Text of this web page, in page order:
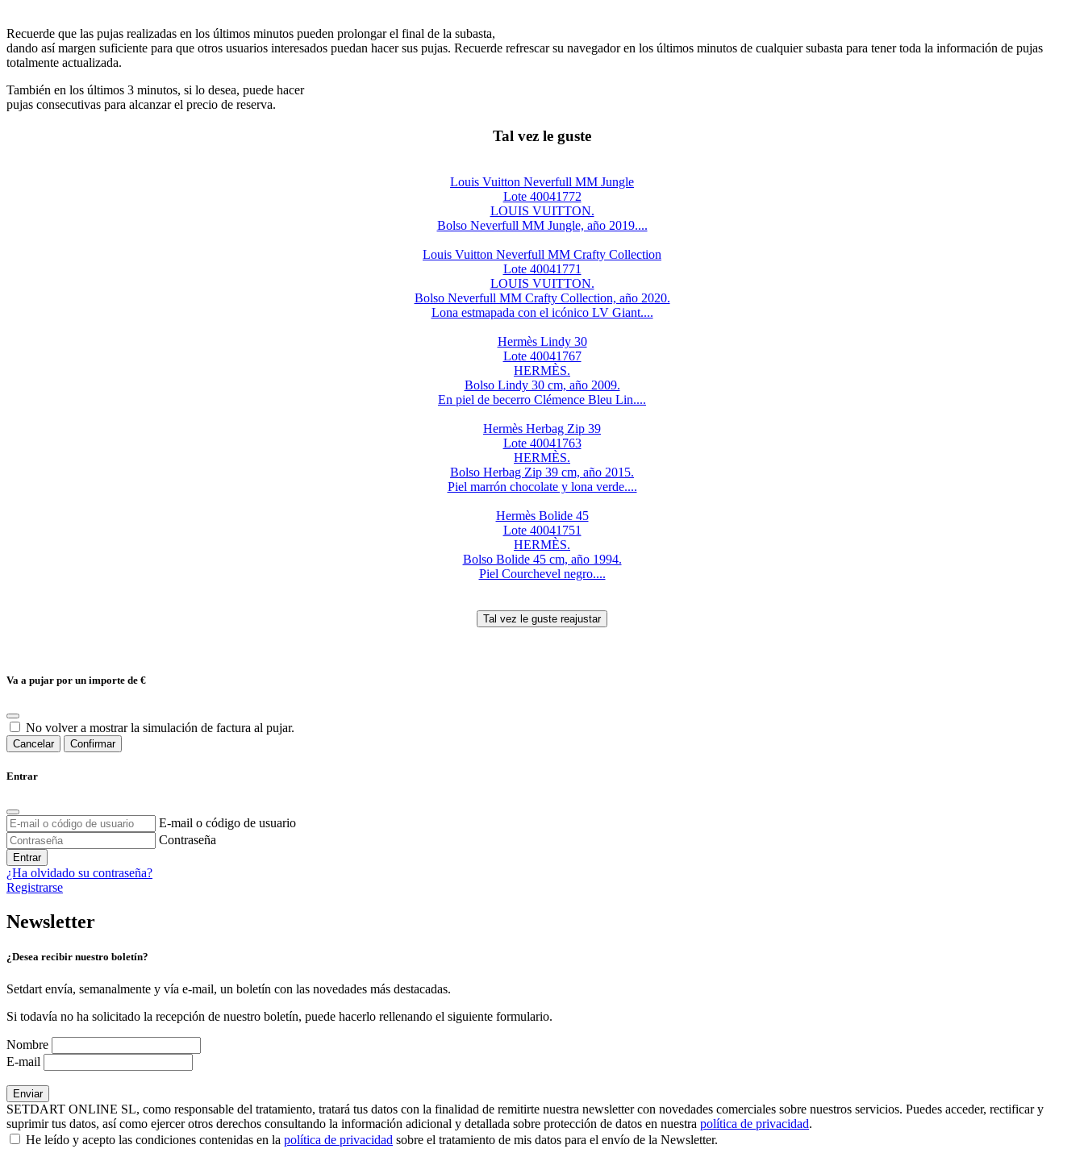
Recuerde que las pujas realizadas en los últimos minutos pueden prolongar el final de la subasta,
dando así margen suficiente para que otros usuarios interesados puedan hacer sus pujas. Recuerde refrescar su navegador en los últimos minutos de cualquier subasta para tener toda la información de pujas
totalmente actualizada.
También en los últimos 3 minutos, si lo desea, puede hacer
pujas consecutivas para alcanzar el precio de reserva.
Tal vez le guste
Louis Vuitton Neverfull MM Jungle
Lote 40041772
LOUIS VUITTON.
Bolso Neverfull MM Jungle, año 2019....
Louis Vuitton Neverfull MM Crafty Collection
Lote 40041771
LOUIS VUITTON.
Bolso Neverfull MM Crafty Collection, año 2020.
Lona estmapada con el icónico LV Giant....
Hermès Lindy 30
Lote 40041767
HERMÈS.
Bolso Lindy 30 cm, año 2009.
En piel de becerro Clémence Bleu Lin....
Hermès Herbag Zip 39
Lote 40041763
HERMÈS.
Bolso Herbag Zip 39 cm, año 2015.
Piel marrón chocolate y lona verde....
Hermès Bolide 45
Lote 40041751
HERMÈS.
Bolso Bolide 45 cm, año 1994.
Piel Courchevel negro....
Va a pujar por un importe de €
No volver a mostrar la simulación de factura al pujar.
Cancelar Confirmar
Entrar
E-mail o código de usuario
Contraseña
Entrar
¿Ha olvidado su contraseña?
Registrarse
Newsletter
¿Desea recibir nuestro boletín?
Setdart envía, semanalmente y vía e-mail, un boletín con las novedades más destacadas.
Si todavía no ha solicitado la recepción de nuestro boletín, puede hacerlo rellenando el siguiente formulario.
Nombre
E-mail
SETDART ONLINE SL, como responsable del tratamiento, tratará tus datos con la finalidad de remitirte nuestra newsletter con novedades comerciales sobre nuestros servicios. Puedes acceder, rectificar y
suprimir tus datos, así como ejercer otros derechos consultando la información adicional y detallada sobre protección de datos en nuestra política de privacidad.
He leído y acepto las condiciones contenidas en la política de privacidad sobre el tratamiento de mis datos para el envío de la Newsletter.